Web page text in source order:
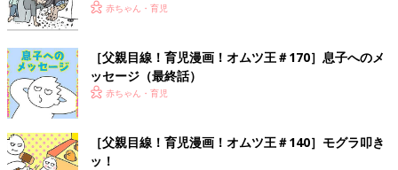
赤ちゃん・育児
［父親目線！育児漫画！オムツ王＃170］息子へのメ
ッセージ（最終話）
赤ちゃん・育児
［父親目線！育児漫画！オムツ王＃140］モグラ叩き
ッ！